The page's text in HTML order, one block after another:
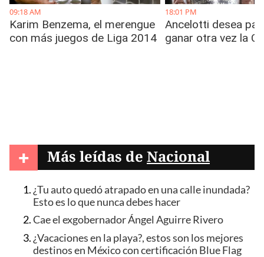
+ Más leídas de Nacional
¿Tu auto quedó atrapado en una calle inundada?
Esto es lo que nunca debes hacer
Cae el exgobernador Ángel Aguirre Rivero
¿Vacaciones en la playa?, estos son los mejores
destinos en México con certificación Blue Flag